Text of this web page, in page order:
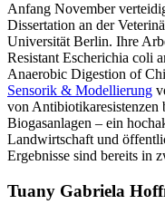
Anfang November
Dissertation an der
Universität Berlin. Ihre
Resistant Escherichia coli
Anaerobic Digestion of
Sensorik & Modellierung
von Antibiotikaresistenzen
Biogasanlagen – ein
Landwirtschaft und
Ergebnisse sind bereits in
Tuany Gabriela